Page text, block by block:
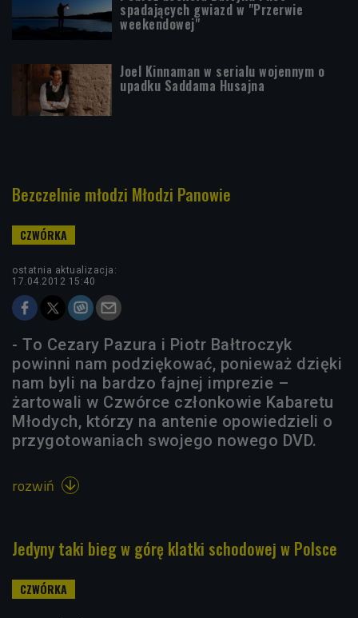
spadających gwiazd w "Przerwie
weekendowej"
Joel Kinnaman w serialu wojennym o
upadku Saddama Husajna
Bezczelnie młodzi Młodzi Panowie
ostatnia aktualizacja:
17.04.2012 15:40
- To Cezary Pazura i Piotr Bałtroczyk
powinni nam podziękować, ponieważ dzięki
nam byli na bardzo fajnej imprezie –
żartowali w Czwórce członkowie Kabaretu
Młodych, którzy na antenie opowiedzieli o
przygotowaniach swojego nowego DVD.
rozwiń 
Jedyny taki bieg w górę klatki schodowej w Polsce